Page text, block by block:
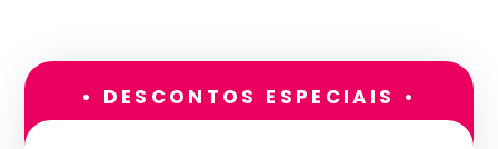
• DESCONTOS ESPECIAIS •